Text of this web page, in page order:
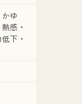
ゆ
感・
下・